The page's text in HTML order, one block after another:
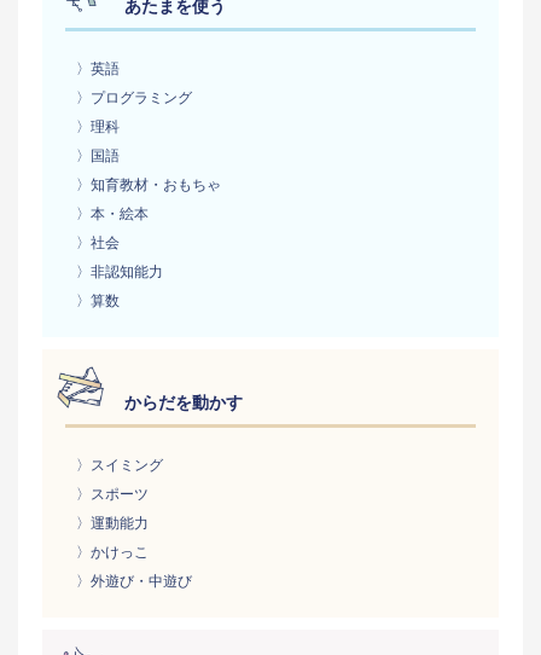
あたまを使う
〉英語
〉プログラミング
〉理科
〉国語
〉知育教材・おもちゃ
〉本・絵本
〉社会
〉非認知能力
〉算数
からだを動かす
〉スイミング
〉スポーツ
〉運動能力
〉かけっこ
〉外遊び・中遊び